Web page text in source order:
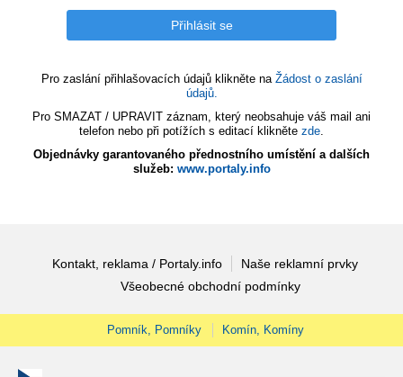
Pro zaslání přihlašovacích údajů klikněte na Žádost o zaslání
údajů.
Pro SMAZAT / UPRAVIT záznam, který neobsahuje váš mail ani
telefon nebo při potížích s editací klikněte zde.
Objednávky garantovaného přednostního umístění a dalších
služeb: www.portaly.info
Kontakt, reklama / Portaly.info
Naše reklamní prvky
Všeobecné obchodní podmínky
Pomník, Pomníky Komín, Komíny